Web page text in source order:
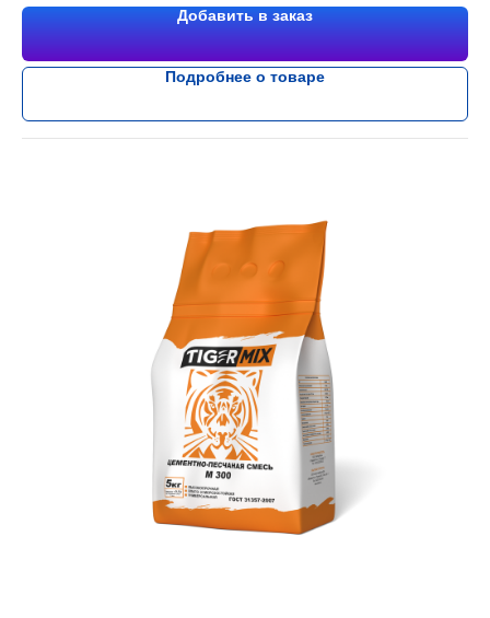
Добавить в заказ
Подробнее о товаре